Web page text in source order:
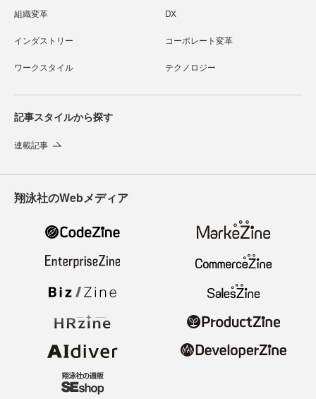
組織変革 DX
インダストリー コーポレート変革
ワークスタイル テクノロジー
記事スタイルから探す
連載記事
翔泳社のWebメディア